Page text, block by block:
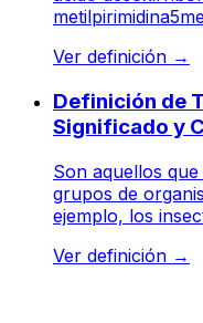
Ver definición →
Definición de
Significado y
Son aquellos
grupos de
ejemplo, los
Ver definición →